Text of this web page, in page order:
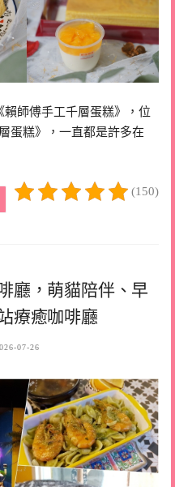
師傅手工千層蛋糕》，位
蛋糕》，一直都是許多在
(150)
廳，萌貓陪伴、早
療癒咖啡廳
07-26